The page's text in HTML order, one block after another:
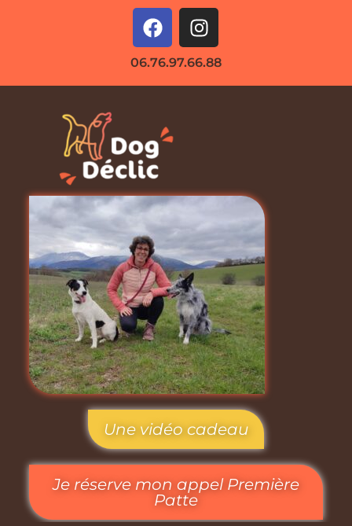
06.76.97.66.88
Une vidéo cadeau
Je réserve mon appel Première
Patte